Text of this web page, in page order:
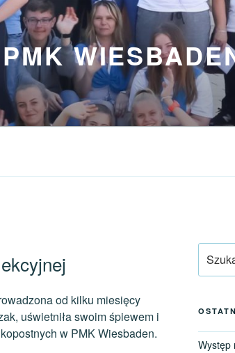
od kilku miesięcy
uświetniła swoim śpiewem i
w PMK Wiesbaden.
Występ